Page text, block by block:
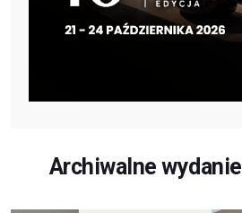
Archiwalne wydanie